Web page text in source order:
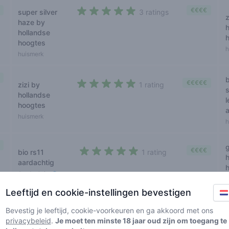
super silver
haze by
hollandse
hoogtes
huismerk
3 ratings €€€€
zizi by
hollandse
hoogtes
huismerk
1 rating €€€€€
bio rs11
aardachtig
Aardachtig
1 rating €€€€
northern
light
5 out of 5 stars
1 rating €€€
Leeftijd en cookie-instellingen bevestigen
Bevestig je leeftijd, cookie-voorkeuren en ga akkoord met ons
privacybeleid. Je moet ten minste 18 jaar oud zijn om toegang te